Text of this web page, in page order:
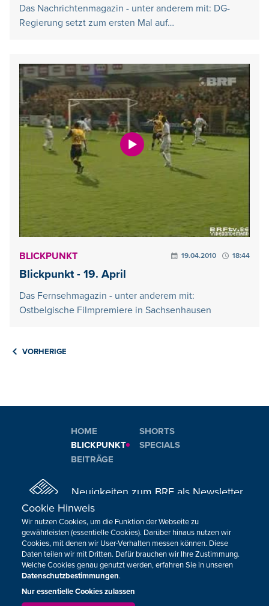
Das Nachrichtenmagazin - unter anderem mit: DG-
Regierung setzt zum ersten Mal auf…
BLICKPUNKT 19.04.2010 18:44
Blickpunkt - 19. April
Das Fernsehmagazin - unter anderem mit:
Ostbelgische Filmpremiere in Sachsenhausen
VORHERIGE
HOME
BLICKPUNKT
BEITRÄGE
SHORTS
SPECIALS
Neuigkeiten zum BRF als Newsletter
JETZT ANMELDEN
Cookie Hinweis
Wir nutzen Cookies, um die Funktion der Webseite zu
gewährleisten (essentielle Cookies). Darüber hinaus nutzen wir
Cookies, mit denen wir User-Verhalten messen können. Diese
Daten teilen wir mit Dritten. Dafür brauchen wir Ihre Zustimmung.
Welche Cookies genau genutzt werden, erfahren Sie in unseren
Datenschutzbestimmungen.
Nur essentielle Cookies zulassen